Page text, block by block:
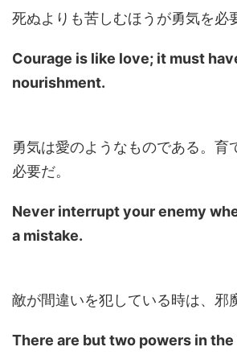
死ぬよりも苦しむほうが勇気を必
Courage is like love; it must
nourishment.
勇気は愛のようなものである。育
必要だ。
Never interrupt your enemy
a mistake.
敵が間違いを犯している時は、邪
There are but two powers in